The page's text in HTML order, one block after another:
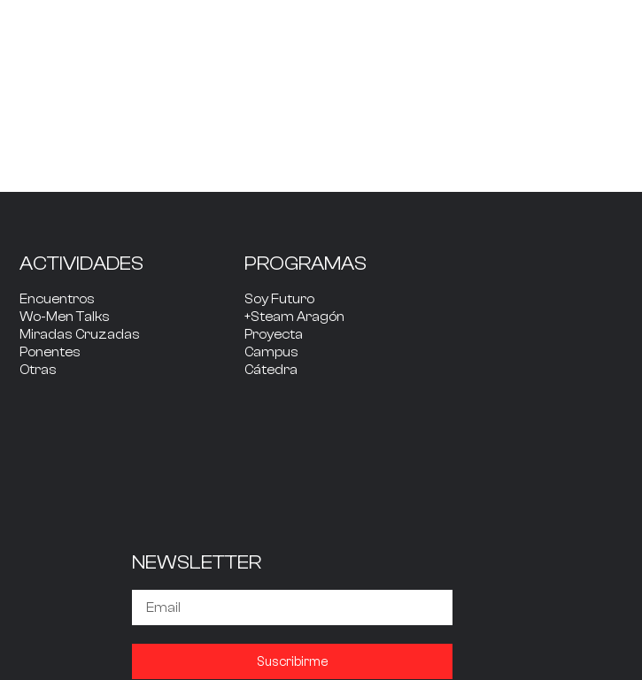
ACTIVIDADES
Encuentros
Wo-Men Talks
Miradas Cruzadas
Ponentes
Otras
PROGRAMAS
Soy Futuro
+Steam Aragón
Proyecta
Campus
Cátedra
NEWSLETTER
Suscribirme